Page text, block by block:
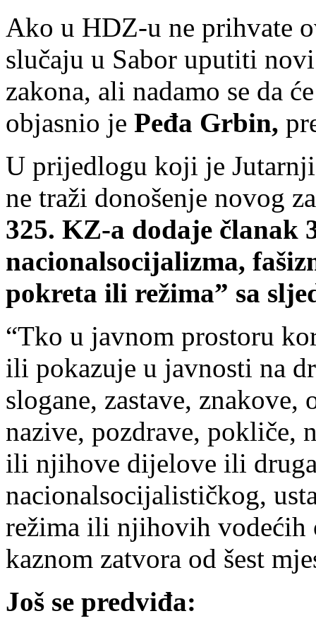
Ako u HDZ-u ne prihvate
slučaju u Sabor uputiti
zakona, ali nadamo se da
objasnio je Peđa Grbin,
U prijedlogu koji je
ne traži donošenje novog
325. KZ-a dodaje članak
nacionalsocijalizma,
pokreta ili režima” sa
“Tko u javnom prostoru
ili pokazuje u javnosti na
slogane, zastave,
nazive, pozdrave, pokliče,
ili njihove dijelove ili
nacionalsocijalističkog,
režima ili njihovih vodećih
kaznom zatvora od šest
Još se predviđa: